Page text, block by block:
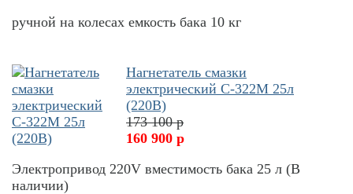
ручной на колесах емкость бака 10 кг
Нагнетатель смазки
электрический С-322М 25л
(220В)
173 100 р
160 900 р
Электропривод 220V вместимость бака 25 л (В
наличии)